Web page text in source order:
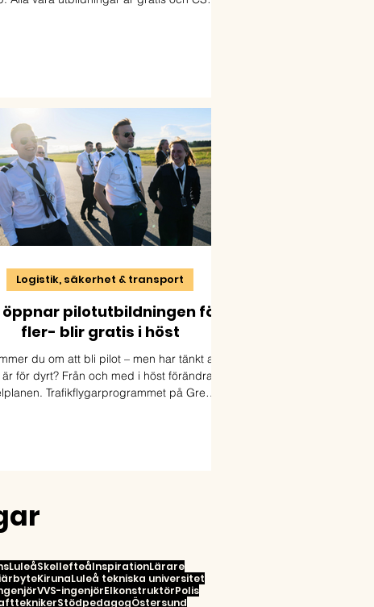
öppnar pilotutbildningen för
fler- blir gratis i höst
du om att bli pilot – men har tänkt att
för dyrt? Från och med i höst förändras
Trafikflygarprogrammet på Green
Logistik, säkerhet & transport
LuleåSkellefteåInspirationLärare
KirunaLuleå tekniska universitet
VVS-ingenjörElkonstruktörPolis
StödpedagogÖstersund